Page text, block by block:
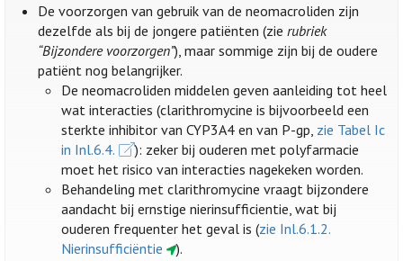
De voorzorgen van gebruik van de neomacroliden zijn
dezelfde als bij de jongere patiënten (zierubriek
“Bijzondere voorzorgen”), maar sommige zijn bij de oudere
patiënt nog belangrijker.
De neomacroliden middelen geven aanleiding tot heel
wat interacties (clarithromycine is bijvoorbeeld een
sterkte inhibitor van CYP3A4 en van P-gp, zie Tabel Ic
in Inl.6.4.
): zeker bij ouderen met polyfarmacie
moet het risico van interacties nagekeken worden.
Behandeling met clarithromycine vraagt bijzondere
aandacht bij ernstige nierinsufficientie, wat bij
ouderen frequenter het geval is (zie Inl.6.1.2.
Nierinsufficiëntie
).